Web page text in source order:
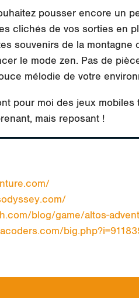
pousser encore un
clichés de vos sorties en
souvenirs de la montagne
le mode zen. Pas de
mélodie de votre
pour moi des jeux
mais reposant !
blog/game/altos-